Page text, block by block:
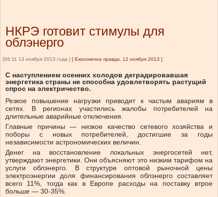
НКРЭ готовит стимулы для
облэнерго
[06:11 13 ноября 2013 года ] [ Економічна правда, 12 ноября 2013 ]
С наступлением осенних холодов деградировавшая
энергетика страны не способна удовлетворять растущий
спрос на электричество.
Резкое повышение нагрузки приводит к частым авариям в
сетях. В регионах участились жалобы потребителей на
длительные аварийные отключения.
Главные причины — низкое качество сетевого хозяйства и
поборы с новых потребителей, достигшие за годы
независимости астрономических величин.
Денег на восстановление локальных энергосетей нет,
утверждают энергетики. Они объясняют это низким тарифом на
услуги облэнерго. В структуре оптовой рыночной цены
электроэнергии доля финансирования облэнерго составляет
всего 11%, тогда как в Европе расходы на поставку втрое
больше — 30-35%.